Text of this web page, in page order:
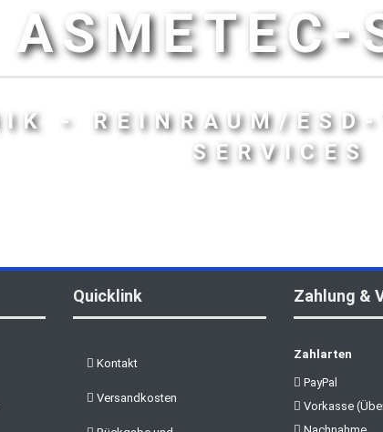
ASMETEC-
- REINRAUM/
SERVICES
Quicklink
Kontakt
Versandkosten
Zahlung &
Zahlarten
PayPal
Vorkasse